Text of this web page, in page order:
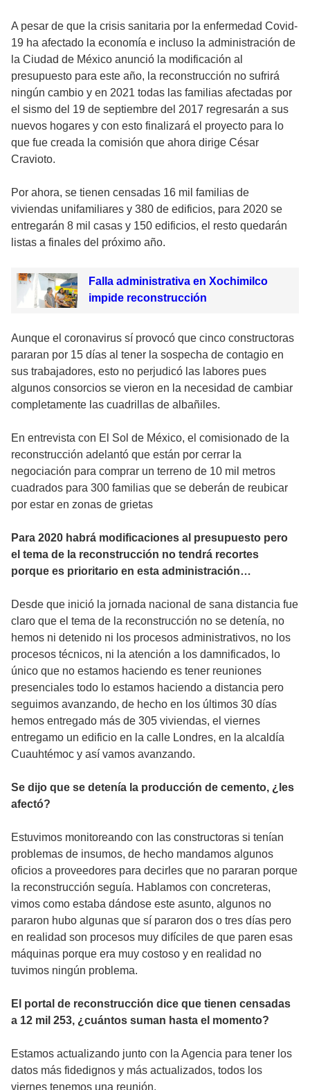
A pesar de que la crisis sanitaria por la enfermedad Covid-
19 ha afectado la economía e incluso la administración de
la Ciudad de México anunció la modificación al
presupuesto para este año, la reconstrucción no sufrirá
ningún cambio y en 2021 todas las familias afectadas por
el sismo del 19 de septiembre del 2017 regresarán a sus
nuevos hogares y con esto finalizará el proyecto para lo
que fue creada la comisión que ahora dirige César
Cravioto.
Por ahora, se tienen censadas 16 mil familias de
viviendas unifamiliares y 380 de edificios, para 2020 se
entregarán 8 mil casas y 150 edificios, el resto quedarán
listas a finales del próximo año.
Falla administrativa en Xochimilco
impide reconstrucción
Aunque el coronavirus sí provocó que cinco constructoras
pararan por 15 días al tener la sospecha de contagio en
sus trabajadores, esto no perjudicó las labores pues
algunos consorcios se vieron en la necesidad de cambiar
completamente las cuadrillas de albañiles.
En entrevista con El Sol de México, el comisionado de la
reconstrucción adelantó que están por cerrar la
negociación para comprar un terreno de 10 mil metros
cuadrados para 300 familias que se deberán de reubicar
por estar en zonas de grietas
Para 2020 habrá modificaciones al presupuesto pero
el tema de la reconstrucción no tendrá recortes
porque es prioritario en esta administración…
Desde que inició la jornada nacional de sana distancia fue
claro que el tema de la reconstrucción no se detenía, no
hemos ni detenido ni los procesos administrativos, no los
procesos técnicos, ni la atención a los damnificados, lo
único que no estamos haciendo es tener reuniones
presenciales todo lo estamos haciendo a distancia pero
seguimos avanzando, de hecho en los últimos 30 días
hemos entregado más de 305 viviendas, el viernes
entregamo un edificio en la calle Londres, en la alcaldía
Cuauhtémoc y así vamos avanzando.
Se dijo que se detenía la producción de cemento, ¿les
afectó?
Estuvimos monitoreando con las constructoras si tenían
problemas de insumos, de hecho mandamos algunos
oficios a proveedores para decirles que no pararan porque
la reconstrucción seguía. Hablamos con concreteras,
vimos como estaba dándose este asunto, algunos no
pararon hubo algunas que sí pararon dos o tres días pero
en realidad son procesos muy difíciles de que paren esas
máquinas porque era muy costoso y en realidad no
tuvimos ningún problema.
El portal de reconstrucción dice que tienen censadas
a 12 mil 253, ¿cuántos suman hasta el momento?
Estamos actualizando junto con la Agencia para tener los
datos más fidedignos y más actualizados, todos los
viernes tenemos una reunión.